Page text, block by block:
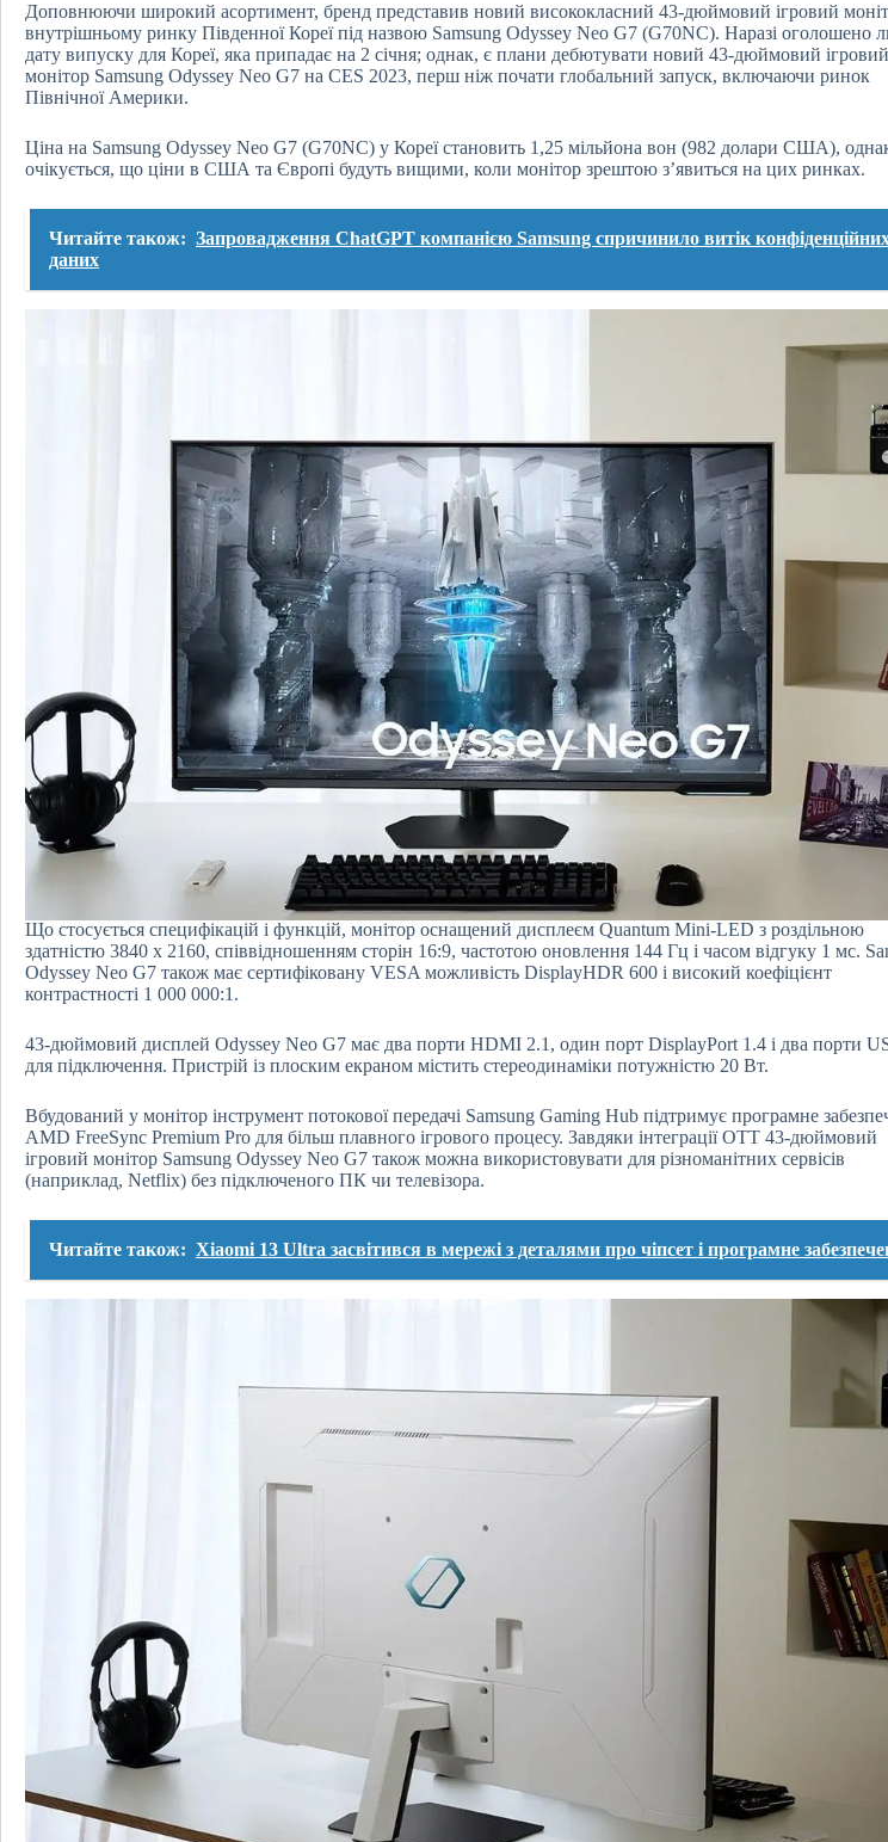
Доповнюючи широкий асортимент, бренд представив новий висококласний 43-дюймовий ігровий
внутрішньому ринку Південної Кореї під назвою Samsung Odyssey Neo G7 (G70NC). Наразі оголошено
дату випуску для Кореї, яка припадає на 2 січня; однак, є плани дебютувати новий 43-дюймовий ігровий
монітор Samsung Odyssey Neo G7 на CES 2023, перш ніж почати глобальний запуск, включаючи ринок
Північної Америки.
Ціна на Samsung Odyssey Neo G7 (G70NC) у Кореї становить 1,25 мільйона вон (982 долари США),
очікується, що ціни в США та Європі будуть вищими, коли монітор зрештою з’явиться на цих ринках.
Читайте також: Запровадження ChatGPT компанією Samsung спричинило витік
даних
Що стосується специфікацій і функцій, монітор оснащений дисплеєм Quantum Mini-LED з роздільною
здатністю 3840 x 2160, співвідношенням сторін 16:9, частотою оновлення 144 Гц і часом відгуку 1 мс.
Odyssey Neo G7 також має сертифіковану VESA можливість DisplayHDR 600 і високий коефіцієнт
контрастності 1 000 000:1.
43-дюймовий дисплей Odyssey Neo G7 має два порти HDMI 2.1, один порт DisplayPort 1.4 і два порти
для підключення. Пристрій із плоским екраном містить стереодинаміки потужністю 20 Вт.
Вбудований у монітор інструмент потокової передачі Samsung Gaming Hub підтримує програмне
AMD FreeSync Premium Pro для більш плавного ігрового процесу. Завдяки інтеграції OTT 43-дюймовий
ігровий монітор Samsung Odyssey Neo G7 також можна використовувати для різноманітних сервісів
(наприклад, Netflix) без підключеного ПК чи телевізора.
Читайте також: Xiaomi 13 Ultra засвітився в мережі з деталями про чіпсет і програмне